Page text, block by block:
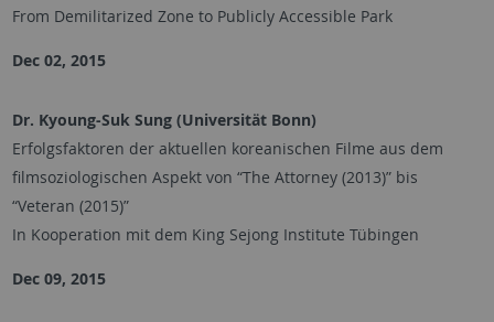
From Demilitarized Zone to Publicly Accessible Park
Dec 02, 2015
Dr. Kyoung-Suk Sung (Universität Bonn)
Erfolgsfaktoren der aktuellen koreanischen Filme aus dem
filmsoziologischen Aspekt von “The Attorney (2013)” bis
“Veteran (2015)”
In Kooperation mit dem King Sejong Institute Tübingen
Dec 09, 2015